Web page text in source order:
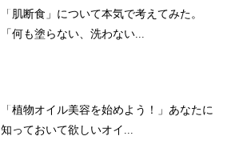
「肌断食」について本気で考えてみた。
「何も塗らない、洗わない...
「植物オイル美容を始めよう！」あなたに
知っておいて欲しいオイ...